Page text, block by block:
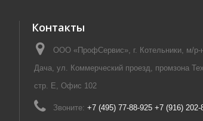
Контакты
ООО «ПрофСервис», г. Котельники, м/р-
Дача, ул. Коммерческий проезд, промзона
стр. Е, Офис 102
Звоните: +7 (495) 77-88-925 +7 (916) 202-